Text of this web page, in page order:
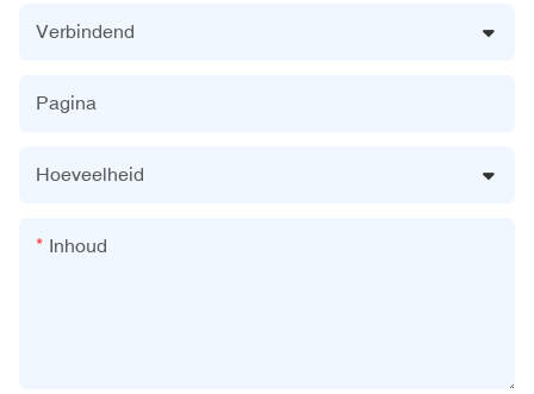
Verbindend
Pagina
Hoeveelheid
Inhoud